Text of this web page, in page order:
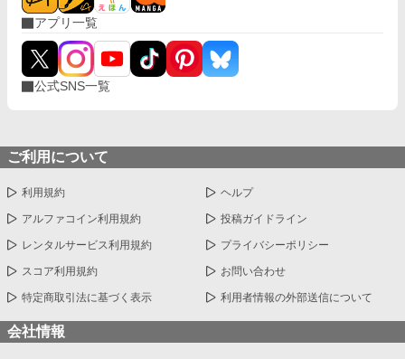
アプリ一覧
公式SNS一覧
ご利用について
利用規約 ヘルプ
アルファコイン利用規約 投稿ガイドライン
レンタルサービス利用規約 プライバシーポリシー
スコア利用規約 お問い合わせ
特定商取引法に基づく表示 利用者情報の外部送信について
会社情報